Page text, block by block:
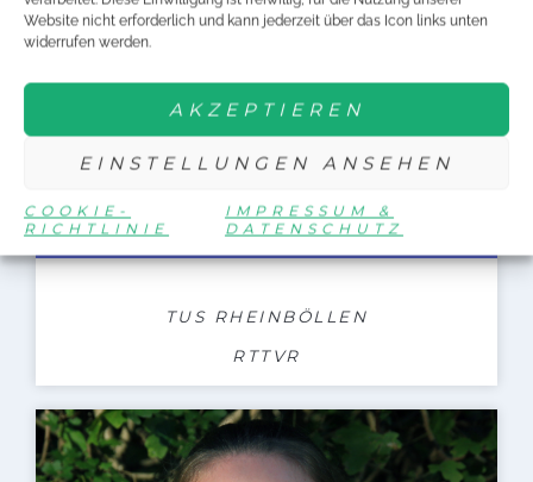
Website nicht erforderlich und kann jederzeit über das Icon links unten
widerrufen werden.
AKZEPTIEREN
EINSTELLUNGEN ANSEHEN
COOKIE-
RICHTLINIE
IMPRESSUM &
DATENSCHUTZ
GABRIELA YFANTIDIS
TUS RHEINBÖLLEN
RTTVR